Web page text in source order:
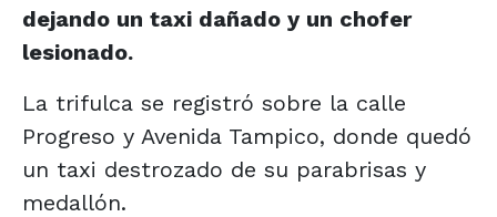
dejando un taxi dañado y un chofer
lesionado.
La trifulca se registró sobre la calle
Progreso y Avenida Tampico, donde quedó
un taxi destrozado de su parabrisas y
medallón.